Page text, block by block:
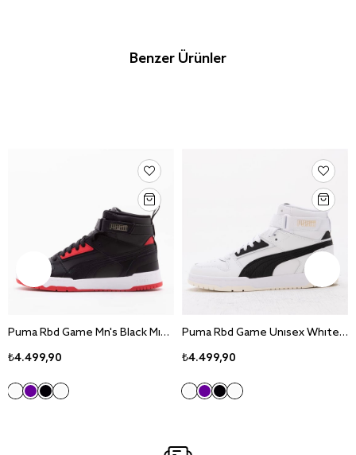
Benzer Ürünler
Puma Rbd Game Mn's Black Mid Sneaker Ayakkabı 385839-11
₺4.499,90
Puma Rbd Game Unisex White Mid Sneaker Ayakkabı 385839-01
₺4.499,90